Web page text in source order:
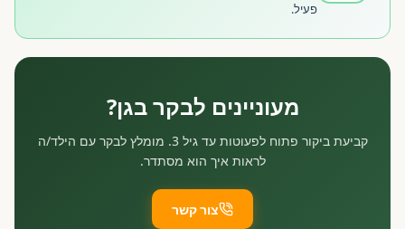
פעיל.
מעוניינים לבקר בגן?
קביעת ביקור פתוח לפעוטות עד גיל 3. מומלץ לבקר עם הילד/ה
לראות איך הוא מסתדר.
צור קשר